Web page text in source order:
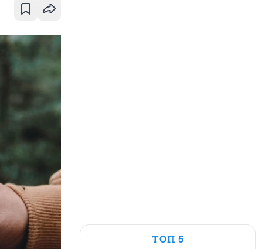
ТОП 5